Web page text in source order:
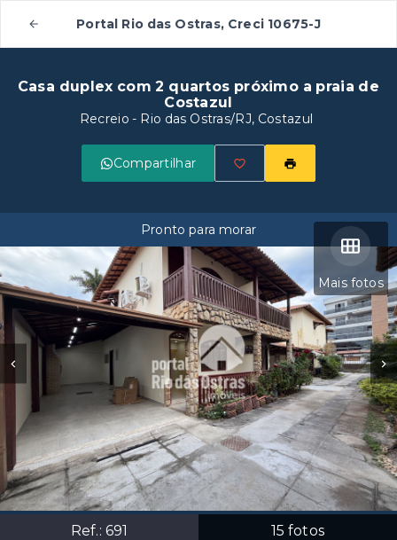
Portal Rio das Ostras, Creci 10675-J
Casa duplex com 2 quartos próximo a praia de
Costazul
Recreio - Rio das Ostras/RJ, Costazul
Compartilhar
Mais fotos
Ref.: 691 15 fotos
Pronto para morar